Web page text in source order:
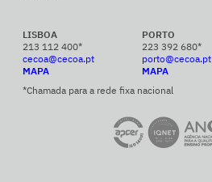
LISBOA
213 112 400*
cecoa@cecoa.pt
MAPA
PORTO
223 392 680*
porto@cecoa.pt
MAPA
*Chamada para a rede fixa nacional